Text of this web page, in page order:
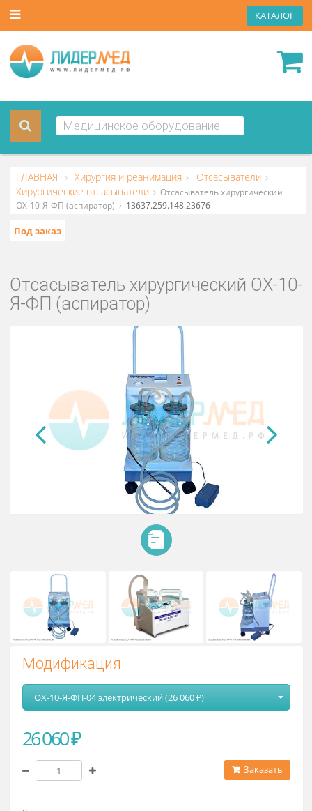
ГЛАВНАЯ Хирургия и реанимация
Отсасыватели
Хирургические отсасыватели
ОХ-10-Я-ФП (аспиратор)
Отсасыватель хирургический
Я-ФП (аспиратор)
Модификация
ОХ-10-Я-ФП-04 электрический (26 060 ₽)